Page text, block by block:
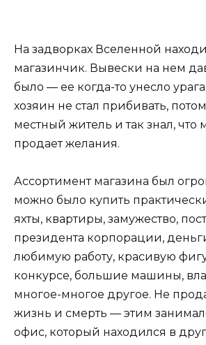
На задворках Вселенной
магазинчик. Вывески на нем
было — ее когда-то унесло
хозяин не стал прибивать,
местный житель и так знал, что
продает желания.
Ассортимент магазина был
можно было купить
яхты, квартиры, замужество,
президента корпорации,
любимую работу, красивую
конкурсе, большие машины,
многое-многое другое. Не
жизнь и смерть — этим
офис, который находился в